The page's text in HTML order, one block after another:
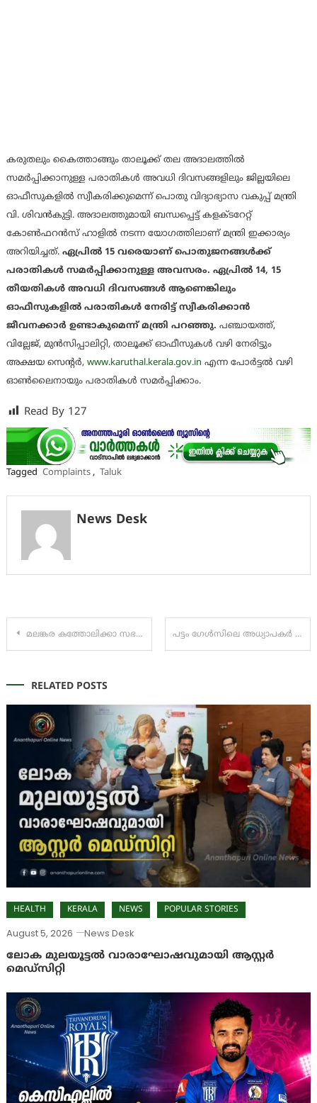
കരുതലും കൈത്താങ്ങും താലൂക്ക് തല അദാലത്തിൽ
സമർപ്പിക്കാനുള്ള പരാതികൾ അവധി ദിവസങ്ങളിലും ജില്ലയിലെ
ഓഫീസുകളിൽ സ്വീകരിക്കുമെന്ന് പൊതു വിദ്യാഭ്യാസ വകുപ്പ് മന്ത്രി
വി. ശിവൻകുട്ടി. അദാലത്തുമായി ബന്ധപ്പെട്ട് കളക്ടറേറ്റ്
കോൺഫറൻസ് ഹാളിൽ നടന്ന യോഗത്തിലാണ് മന്ത്രി ഇക്കാര്യം
അറിയിച്ചത്. ഏപ്രിൽ 15 വരെയാണ് പൊതുജനങ്ങൾക്ക്
പരാതികൾ സമർപ്പിക്കാനുള്ള അവസരം. ഏപ്രിൽ 14, 15
തീയതികൾ അവധി ദിവസങ്ങൾ ആണെങ്കിലും
ഓഫീസുകളിൽ പരാതികൾ നേരിട്ട് സ്വീകരിക്കാൻ
ജീവനക്കാർ ഉണ്ടാകുമെന്ന് മന്ത്രി പറഞ്ഞു. പഞ്ചായത്ത്,
വില്ലേജ്, മുന്‍സിപ്പാലിറ്റി, താലൂക്ക് ഓഫീസുകള്‍ വഴി നേരിട്ടും
അക്ഷയ സെന്റര്‍, www.karuthal.kerala.gov.in എന്ന പോര്‍ട്ടല്‍ വഴി
ഓണ്‍ലൈനായും പരാതികള്‍ സമര്‍പ്പിക്കാം.
Read By 127
Tagged Complaints, Taluk
News Desk
Post
മലങ്കര കത്തോലിക്കാ സഭയിൽ പുതിയ റമ്പാൻമാര്‍ സ്ഥാനമേറി പട്ടം ഗേൾസിലെ അധ്യാപകർ ഹ്രസ്വ ചിത്രം നിർമ്മിച്ചു
RELATED POSTS
HEALTH KERALA NEWS POPULAR STORIES
August 5, 2026
News Desk
ലോക മുലയൂട്ടൽ വാരാഘോഷവുമായി ആസ്റ്റർ
മെഡ്‌സിറ്റി